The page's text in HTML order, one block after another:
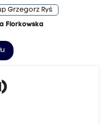
Grzegorz Ryś
Florkowska